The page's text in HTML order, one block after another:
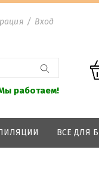
/ Вход
работаем!
ВСЕ ДЛЯ